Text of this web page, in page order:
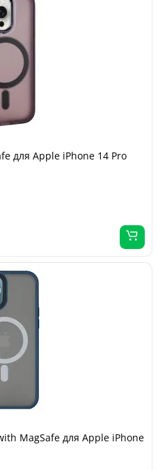
для Apple iPhone 14 Pro
MagSafe для Apple iPhone